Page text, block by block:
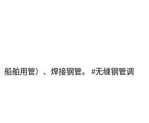
舶用管）、焊接钢管。 #无缝钢管调